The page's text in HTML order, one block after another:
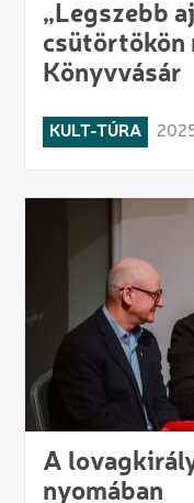
„Legszebb
csütörtökön
Könyvvásár
KULT-TÚRA
A
nyomában